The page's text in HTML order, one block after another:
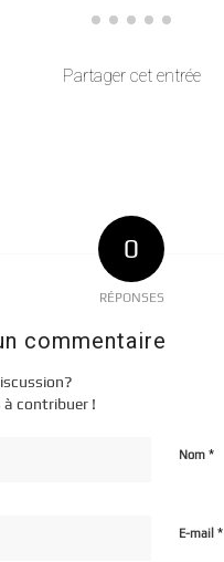
Partager cet entrée
0
RÉPONSES
commentaire
à contribuer !
Nom*
E-mail*